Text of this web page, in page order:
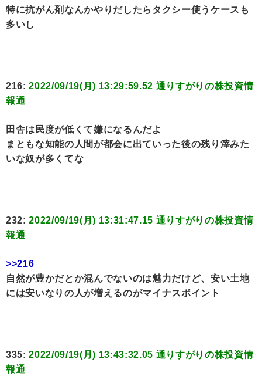
特に抗がん剤なんかやりだしたらタクシー使うケースも
多いし
216:2022/09/19(月) 13:29:59.52 通りすがりの株投資情
報通
田舎は民度が低くて嫌になるんだよ
まともな知能の人間が都会に出ていった後の残り滓みた
いな奴が多くてな
232:2022/09/19(月) 13:31:47.15 通りすがりの株投資情
報通
>>216
自然が豊かだとか混んでないのは魅力だけど、安い土地
には安いなりの人が増えるのがマイナスポイント
335:2022/09/19(月) 13:43:32.05 通りすがりの株投資情
報通